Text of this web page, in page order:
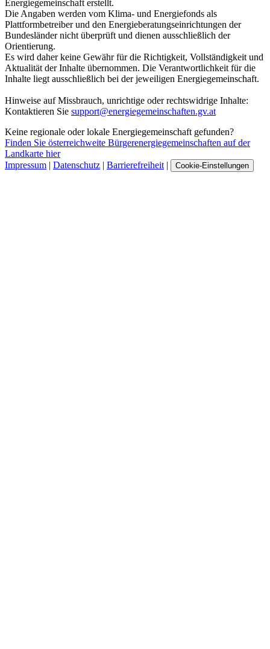
Energiegemeinschaft erstellt.
Die Angaben werden vom Klima- und Energiefonds als
Plattformbetreiber und den Energieberatungseinrichtungen der
Bundesländer nicht überprüft und dienen ausschließlich der
Orientierung.
Es wird daher keine Gewähr für die Richtigkeit, Vollständigkeit und
Aktualität der Inhalte übernommen. Die Verantwortlichkeit für die
Inhalte liegt ausschließlich bei der jeweiligen Energiegemeinschaft.
Hinweise auf Missbrauch, unrichtige oder rechtswidrige Inhalte:
Kontaktieren Sie support@energiegemeinschaften.gv.at
Keine regionale oder lokale Energiegemeinschaft gefunden?
Finden Sie österreichweite Bürgerenergiegemeinschaften auf der
Landkarte hier
Impressum | Datenschutz | Barrierefreiheit | Cookie-Einstellungen